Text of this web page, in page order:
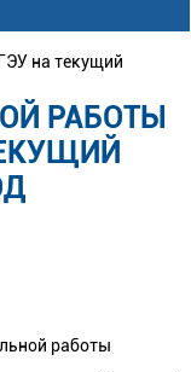
на текущий
РАБОТЫ
работы